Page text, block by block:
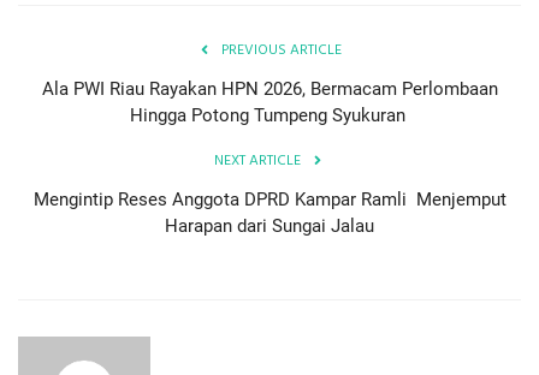
PREVIOUS ARTICLE
Ala PWI Riau Rayakan HPN 2026, Bermacam Perlombaan
Hingga Potong Tumpeng Syukuran
NEXT ARTICLE
Mengintip Reses Anggota DPRD Kampar Ramli Menjemput
Harapan dari Sungai Jalau